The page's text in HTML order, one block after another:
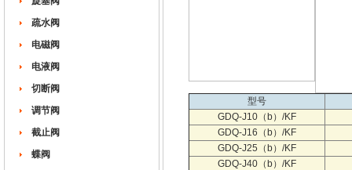
疏水阀
电磁阀
电液阀
切断阀
调节阀
截止阀
蝶阀
型号
GDQ-J10（b）/KF
GDQ-J16（b）/KF
GDQ-J25（b）/KF
GDQ-J40（b）/KF